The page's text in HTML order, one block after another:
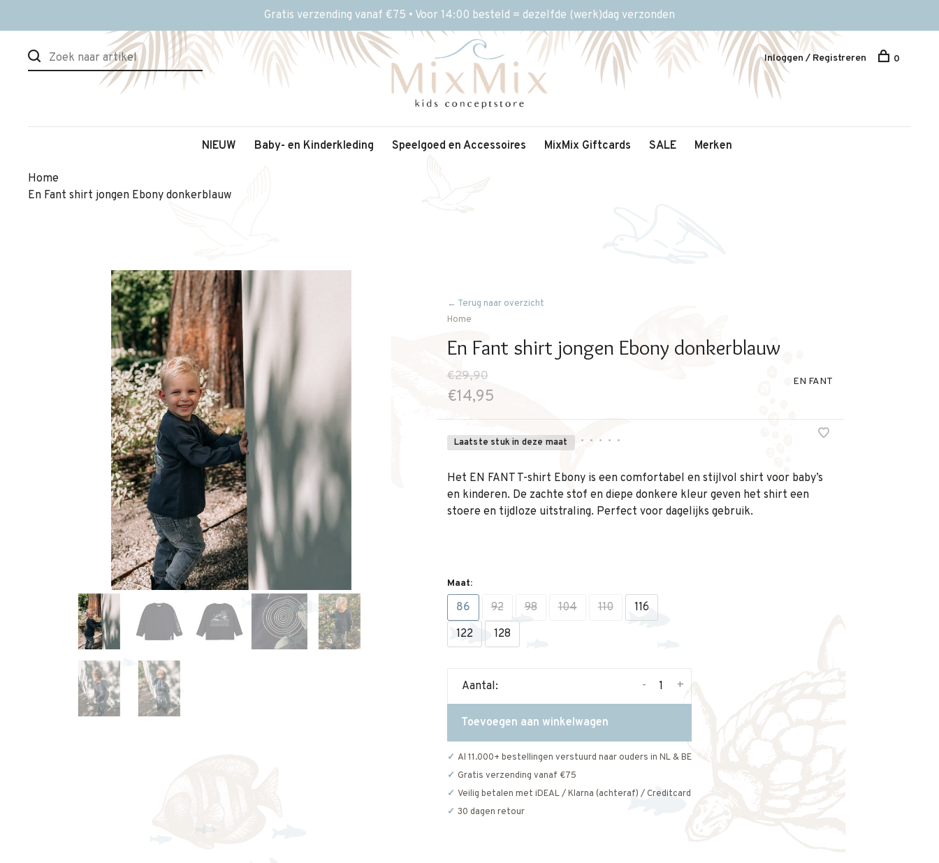
Gratis verzending vanaf €75 • Voor 14:00 besteld = dezelfde (werk)dag verzonden
NIEUW Baby- en Kinderkleding Speelgoed en Accessoires MixMix Giftcards SALE Merken
Inloggen / Registreren 0
Home
En Fant shirt jongen Ebony donkerblauw
← Terug naar overzicht
Home
En Fant shirt jongen Ebony donkerblauw
€29,90
€14,95
EN FANT
Laatste stuk in deze maat • • • • •
Het EN FANT T-shirt Ebony is een comfortabel en stijlvol shirt voor baby’s
en kinderen. De zachte stof en diepe donkere kleur geven het shirt een
stoere en tijdloze uitstraling. Perfect voor dagelijks gebruik.
Maat:
86 92 98 104 110
116
122
128
Aantal: +
-
Toevoegen aan winkelwagen
Al 11.000+ bestellingen verstuurd naar ouders in NL & BE
Gratis verzending vanaf €75
Veilig betalen met iDEAL / Klarna (achteraf) / Creditcard
30 dagen retour